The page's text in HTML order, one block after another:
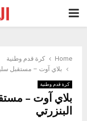
PRIMARY
Home
كرة قدم وطنية
بلاي آوت – مستقبل
كرة قدم وطنية
بلاي آوت –
البنزرتي